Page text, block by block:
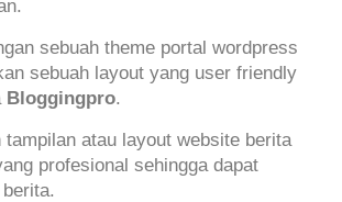
sebuah theme portal wordpress
sebuah layout yang user friendly
Bloggingpro.
atau layout website berita
profesional sehingga dapat